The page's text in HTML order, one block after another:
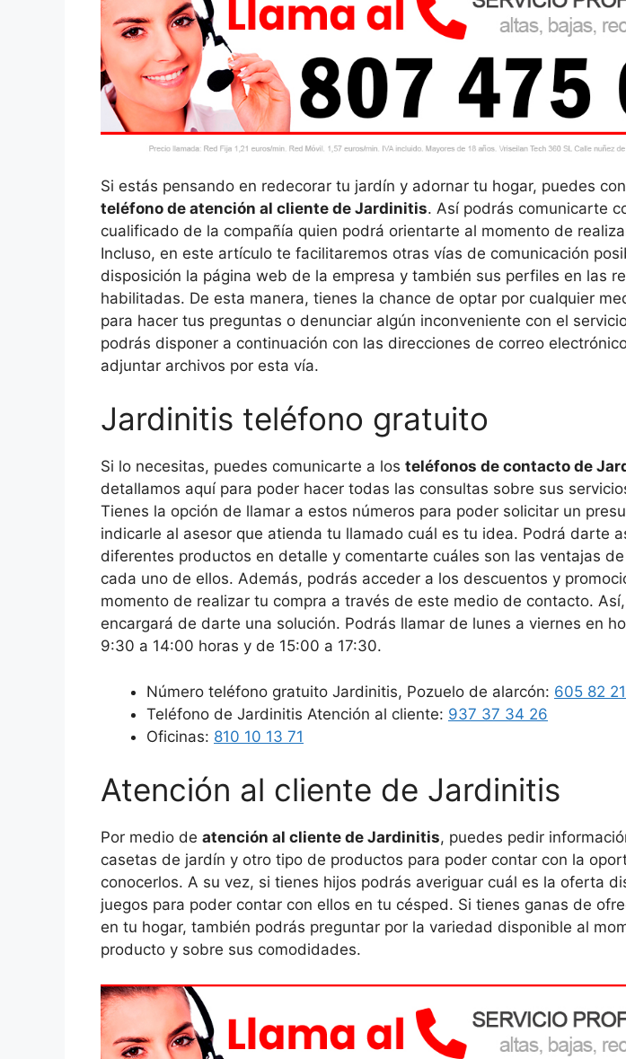
Si estás pensando en redecorar tu jardín y adornar tu hogar, puedes
teléfono de atención al cliente de Jardinitis. Así podrás comunicarte
cualificado de la compañía quien podrá orientarte al momento de
Incluso, en este artículo te facilitaremos otras vías de comunicación
disposición la página web de la empresa y también sus perfiles en las
habilitadas. De esta manera, tienes la chance de optar por cualquier
para hacer tus preguntas o denunciar algún inconveniente con el
podrás disponer a continuación con las direcciones de correo
adjuntar archivos por esta vía.
Jardinitis teléfono gratuito
Si lo necesitas, puedes comunicarte a los teléfonos de contacto de
detallamos aquí para poder hacer todas las consultas sobre sus
Tienes la opción de llamar a estos números para poder solicitar un
indicarle al asesor que atienda tu llamado cuál es tu idea. Podrá darte
diferentes productos en detalle y comentarte cuáles son las ventajas
cada uno de ellos. Además, podrás acceder a los descuentos y
momento de realizar tu compra a través de este medio de contacto.
encargará de darte una solución. Podrás llamar de lunes a viernes en
9:30 a 14:00 horas y de 15:00 a 17:30.
Número teléfono gratuito Jardinitis, Pozuelo de alarcón: 605 82
Teléfono de Jardinitis Atención al cliente: 937 37 34 26
Oficinas: 810 10 13 71
Atención al cliente de Jardinitis
Por medio de atención al cliente de Jardinitis, puedes pedir
casetas de jardín y otro tipo de productos para poder contar con la
conocerlos. A su vez, si tienes hijos podrás averiguar cuál es la oferta
juegos para poder contar con ellos en tu césped. Si tienes ganas de
en tu hogar, también podrás preguntar por la variedad disponible al
producto y sobre sus comodidades.